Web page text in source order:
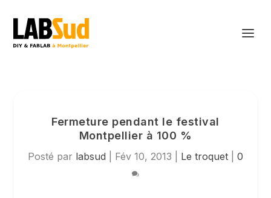
Fermeture pendant le festival
Montpellier à 100 %
Posté par labsud Fév 10, 2013 Le troquet 0